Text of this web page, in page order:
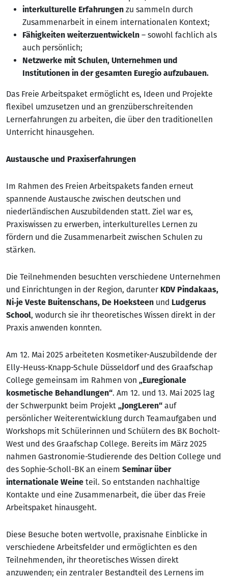
interkulturelle Erfahrungen zu sammeln durch
Zusammenarbeit in einem internationalen Kontext;
Fähigkeiten weiterzuentwickeln – sowohl fachlich als
auch persönlich;
Netzwerke mit Schulen, Unternehmen und
Institutionen in der gesamten Euregio aufzubauen.
Das Freie Arbeitspaket ermöglicht es, Ideen und Projekte
flexibel umzusetzen und an grenzüberschreitenden
Lernerfahrungen zu arbeiten, die über den traditionellen
Unterricht hinausgehen.
Austausche und Praxiserfahrungen
Im Rahmen des Freien Arbeitspakets fanden erneut
spannende Austausche zwischen deutschen und
niederländischen Auszubildenden statt. Ziel war es,
Praxiswissen zu erwerben, interkulturelles Lernen zu
fördern und die Zusammenarbeit zwischen Schulen zu
stärken.
Die Teilnehmenden besuchten verschiedene Unternehmen
und Einrichtungen in der Region, darunter KDV Pindakaas,
Ni‑je Veste Buitenschans, De Hoeksteen und Ludgerus
School, wodurch sie ihr theoretisches Wissen direkt in der
Praxis anwenden konnten.
Am 12. Mai 2025 arbeiteten Kosmetiker-Auszubildende der
Elly-Heuss-Knapp-Schule Düsseldorf und des Graafschap
College gemeinsam im Rahmen von „Euregionale
kosmetische Behandlungen“. Am 12. und 13. Mai 2025 lag
der Schwerpunkt beim Projekt „JongLeren“ auf
persönlicher Weiterentwicklung durch Teamaufgaben und
Workshops mit Schülerinnen und Schülern des BK Bocholt-
West und des Graafschap College. Bereits im März 2025
nahmen Gastronomie-Studierende des Deltion College und
des Sophie-Scholl-BK an einem Seminar über
internationale Weine teil. So entstanden nachhaltige
Kontakte und eine Zusammenarbeit, die über das Freie
Arbeitspaket hinausgeht.
Diese Besuche boten wertvolle, praxisnahe Einblicke in
verschiedene Arbeitsfelder und ermöglichten es den
Teilnehmenden, ihr theoretisches Wissen direkt
anzuwenden; ein zentraler Bestandteil des Lernens im